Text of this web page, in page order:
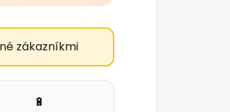
zákazníkmi
🔋